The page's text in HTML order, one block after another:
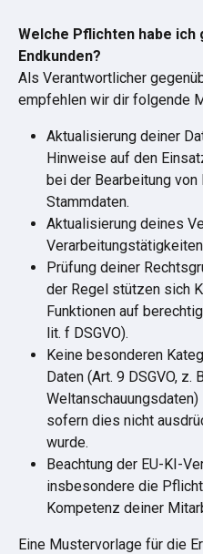
Welche Pflichten habe ich
Endkunden?
Als Verantwortlicher
empfehlen wir dir folgende
Aktualisierung deiner
Hinweise auf den
bei der Bearbeitung
Stammdaten.
Aktualisierung deines
Verarbeitungstätigkeiten
Prüfung deiner
der Regel stützen sich
Funktionen auf
lit. f DSGVO).
Keine besonderen
Daten (Art. 9 DSGVO, z.
sofern dies nicht
wurde.
Beachtung der EU-KI-
insbesondere die
Kompetenz deiner
Eine Mustervorlage für die